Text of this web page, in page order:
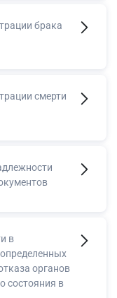
брака
смерти
в
органов
состояния в